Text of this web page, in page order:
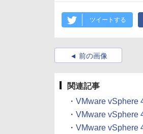
ツイートする
前の画像
関連記事
・ VMware vSphere
・ VMware vSphere
・ VMware vSphere